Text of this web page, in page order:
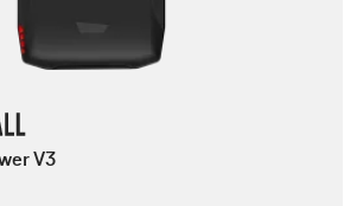
V3